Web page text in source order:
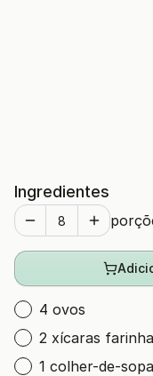
Ingredientes
4 ovos
2 xícaras
1 colher-de-